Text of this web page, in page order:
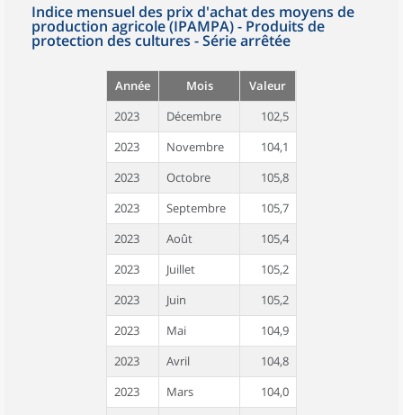
Indice mensuel des prix d'achat des moyens de
production agricole (IPAMPA) - Produits de
protection des cultures - Série arrêtée
Année Mois
Valeur
2023
Décembre
102,5
2023
Novembre
104,1
2023
Octobre
105,8
2023
Septembre
105,7
2023
Août
105,4
2023
Juillet
105,2
2023
Juin
105,2
2023
Mai
104,9
2023
Avril
104,8
2023
Mars
104,0